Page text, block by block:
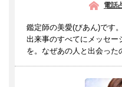
電話
鑑定師の美愛(びあん)です
出来事のすべてにメッセー
を。なぜあの人と出会った